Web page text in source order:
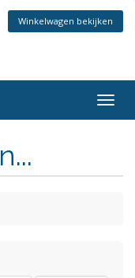
Winkelwagen bekijken